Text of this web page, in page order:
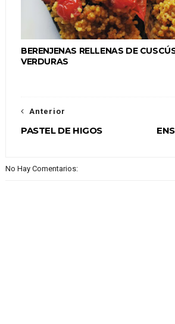
BERENJENAS RELLENAS DE
VERDURAS
Anterior
PASTEL DE HIGOS
No Hay Comentarios: